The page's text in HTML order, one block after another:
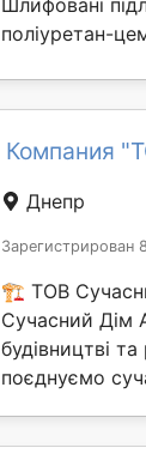
Шлифовані
поліуретан-
Компания
Днепр
Зарегистрирован
🏗️ ТОВ
Сучасний Дім
будівництві
поєднуємо